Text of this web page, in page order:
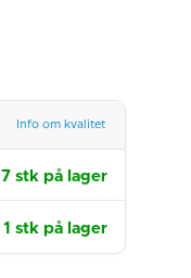
Info om kvalitet
7 stk på lager
1 stk på lager